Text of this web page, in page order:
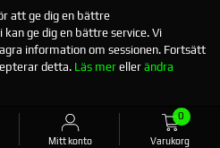
Mitt konto Varukorg
0
att ge dig en bättre
ge dig en bättre service. Vi
information om sessionen. Fortsätt
detta. Läs mer ellerändra